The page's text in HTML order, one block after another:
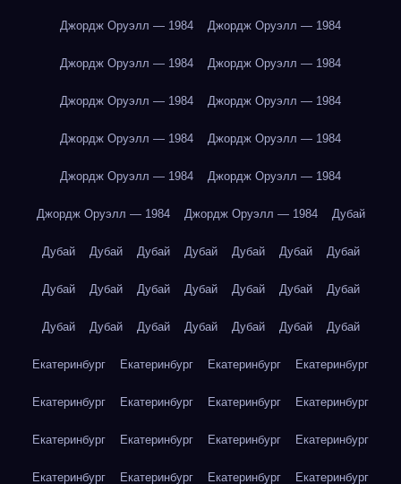
Джордж Оруэлл — 1984 Джордж Оруэлл — 1984
Джордж Оруэлл — 1984 Джордж Оруэлл — 1984
Джордж Оруэлл — 1984 Джордж Оруэлл — 1984
Джордж Оруэлл — 1984 Джордж Оруэлл — 1984
Джордж Оруэлл — 1984 Джордж Оруэлл — 1984
Джордж Оруэлл — 1984 Джордж Оруэлл — 1984 Дубай
Дубай Дубай Дубай Дубай Дубай Дубай Дубай
Дубай Дубай Дубай Дубай Дубай Дубай Дубай
Дубай Дубай Дубай Дубай Дубай Дубай Дубай
Екатеринбург Екатеринбург Екатеринбург Екатеринбург
Екатеринбург Екатеринбург Екатеринбург Екатеринбург
Екатеринбург Екатеринбург Екатеринбург Екатеринбург
Екатеринбург Екатеринбург Екатеринбург Екатеринбург